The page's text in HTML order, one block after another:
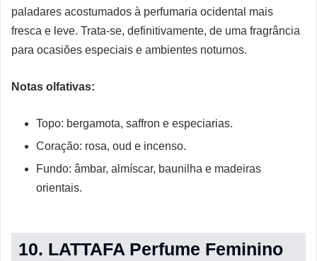
paladares acostumados à perfumaria ocidental mais
fresca e leve. Trata-se, definitivamente, de uma fragrância
para ocasiões especiais e ambientes noturnos.
Notas olfativas:
Topo: bergamota, saffron e especiarias.
Coração: rosa, oud e incenso.
Fundo: âmbar, almíscar, baunilha e madeiras
orientais.
10. LATTAFA Perfume Feminino